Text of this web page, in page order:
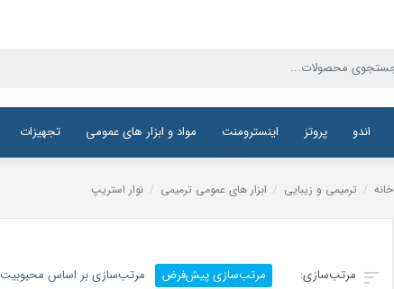
اندو پروتز اینسترومنت مواد و ابزار های عمومی تجهیزات
خانه / ترمیمی و زیبایی / ابزار های عمومی ترمیمی / نوار استریپ
مرتب‌سازی پیش‌فرض
مرتب‌سازی بر اساس محبوبیت